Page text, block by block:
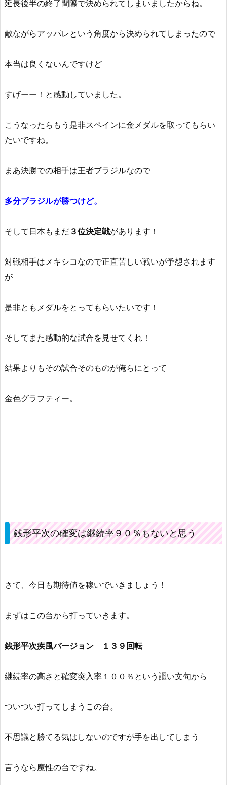
延長後半の終了間際で決められてしまいましたからね。
敵ながらアッパレという角度から決められてしまったので
本当は良くないんですけど
すげーー！と感動していました。
こうなったらもう是非スペインに金メダルを取ってもらい
たいですね。
まあ決勝での相手は王者ブラジルなので
多分ブラジルが勝つけど。
そして日本もまだ ３位決定戦があります！
対戦相手はメキシコなので正直苦しい戦いが予想されます
が
是非ともメダルをとってもらいたいです！
そしてまた感動的な試合を見せてくれ！
結果よりもその試合そのものが俺らにとって
金色グラフティー。
銭形平次の確変は継続率９０％もないと思う
さて、今日も期待値を稼いでいきましょう！
まずはこの台から打っていきます。
銭形平次疾風バージョン １３９回転
継続率の高さと確変突入率１００％という謳い文句から
ついつい打ってしまうこの台。
不思議と勝てる気はしないのですが手を出してしまう
言うなら魔性の台ですね。